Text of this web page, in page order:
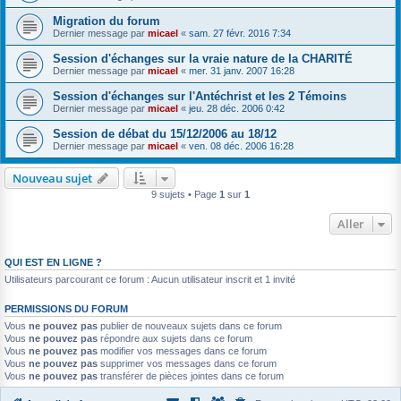
Migration du forum
Dernier message par micael « sam. 27 févr. 2016 7:34
Session d'échanges sur la vraie nature de la CHARITÉ
Dernier message par micael « mer. 31 janv. 2007 16:28
Session d'échanges sur l'Antéchrist et les 2 Témoins
Dernier message par micael « jeu. 28 déc. 2006 0:42
Session de débat du 15/12/2006 au 18/12
Dernier message par micael « ven. 08 déc. 2006 16:28
Nouveau sujet
9 sujets • Page 1 sur 1
Aller
QUI EST EN LIGNE ?
Utilisateurs parcourant ce forum : Aucun utilisateur inscrit et 1 invité
PERMISSIONS DU FORUM
Vous ne pouvez pas publier de nouveaux sujets dans ce forum
Vous ne pouvez pas répondre aux sujets dans ce forum
Vous ne pouvez pas modifier vos messages dans ce forum
Vous ne pouvez pas supprimer vos messages dans ce forum
Vous ne pouvez pas transférer de pièces jointes dans ce forum